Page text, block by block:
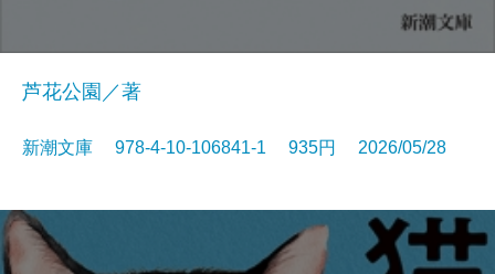
芦花公園／著
新潮文庫 978-4-10-106841-1 935円 2026/05/28